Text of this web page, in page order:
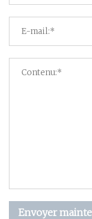
Envoyer